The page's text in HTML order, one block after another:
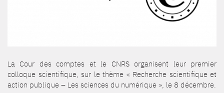
La Cour des comptes et le CNRS organisent leur premier
colloque scientifique, sur le thème « Recherche scientifique et
action publique – Les sciences du numérique », le 8 décembre.